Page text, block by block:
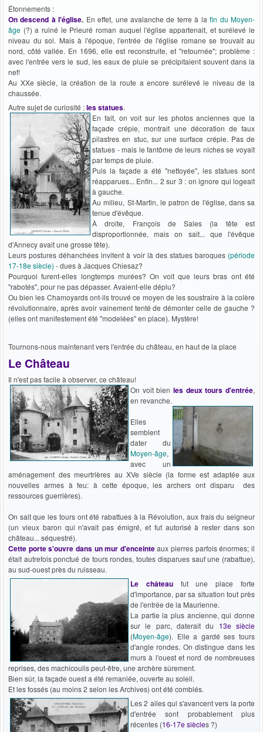
Étonnements :
On descend à l'église. En effet, une avalanche de terre à la fin du Moyen-
âge (?) a ruiné le Prieuré roman auquel l'église appartenait, et surélevé le
niveau du sol. Mais à l'époque, l'entrée de l'église romane se trouvait au
nord, côté vallée. En 1696, elle est reconstruite, et "retournée"; problème :
avec l'entrée vers le sud, les eaux de pluie se précipitaient souvent dans la
nef!
Au XXe siècle, la création de la route a encore surélevé le niveau de la
chaussée.
Autre sujet de curiosité :les statues.
En fait, on voit sur les photos anciennes que la
façade crépie, montrait une décoration de faux
pilastres en stuc, sur une surface crépie. Pas de
statues - mais le fantôme de leurs niches se voyait
par temps de pluie.
Puis la façade a été "nettoyée", les statues sont
réapparues... Enfin... 2 sur 3 : on ignore qui logeait
à gauche.
Au milieu, St-Martin, le patron de l'église, dans sa
tenue d'évêque.
À droite, François de Sales (la tête est
disproportionnée, mais on sait... que l'évêque
d'Annecy avait une grosse tête).
Leurs postures déhanchées invitent à voir là des statues baroques (période
17-18e siècle) - dues à Jacques Chiesaz?
Pourquoi furent-elles longtemps murées? On voit que leurs bras ont été
"rabotés", pour ne pas dépasser. Avaient-elle déplu?
Ou bien les Chamoyards ont-ils trouvé ce moyen de les soustraire à la colère
révolutionnaire, après avoir vainement tenté de démonter celle de gauche ?
(elles ont manifestement été "modelées" en place). Mystère!
Tournons-nous maintenant vers l'entrée du château, en haut de la place
Le Château
Il n'est pas facile à observer, ce château!
On voit bien les deux tours d'entrée,
en revanche.
Elles
semblent
dater du
Moyen-âge,
avec un
aménagement des meurtrières au XVe siècle (la forme est adaptée aux
nouvelles armes à feu: à cette époque, les archers ont disparu des
ressources guerrières).
On sait que les tours ont été rabattues à la Révolution, aux frais du seigneur
(un vieux baron qui n'avait pas émigré, et fut autorisé à rester dans son
château... séquestré).
Cette porte s'ouvre dans un mur d'enceinteaux pierres parfois énormes; il
était autrefois ponctué de tours rondes, toutes disparues sauf une (rabattue),
au sud-ouest près du ruisseau.
Le château fut une place forte
d'importance, par sa situation tout près
de l'entrée de la Maurienne.
La partie la plus ancienne, qui donne
sur le parc, daterait du 13e siècle
(Moyen-âge). Elle a gardé ses tours
d'angle rondes. On distingue dans les
murs à l'ouest et nord de nombreuses
reprises, des machicoulis peut-être, une archère sûrement.
Bien sûr, la façade ouest a été remaniée, ouverte au soleil.
Et les fossés (au moins 2 selon les Archives) ont été comblés.
Les 2 ailes qui s'avancent vers la porte
d'entrée sont probablement plus
récentes (16-17e siècles ?)